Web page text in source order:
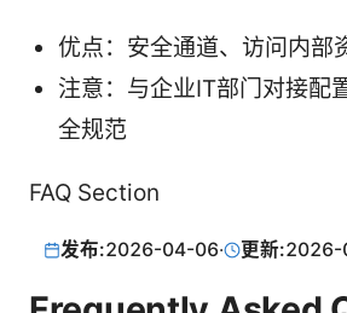
优点：安全通道、访问内部
注意：与企业IT部门对接配
全规范
FAQ Section
发布:2026-04-06· 更新: